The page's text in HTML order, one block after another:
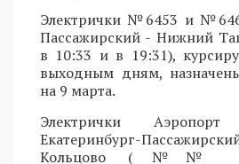
Электрички №6453 и
Пассажирский - Нижний
в 10:33 и в 19:31),
выходным дням,
на 9 марта.
Электрички
Екатеринбург-
Кольцово (№№